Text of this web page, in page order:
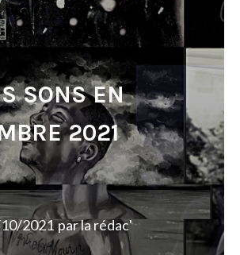
SONS EN
2021
2021 parla rédac'